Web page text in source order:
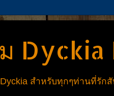
Dyckia
สำหรับทุกๆท่านที่รักสั